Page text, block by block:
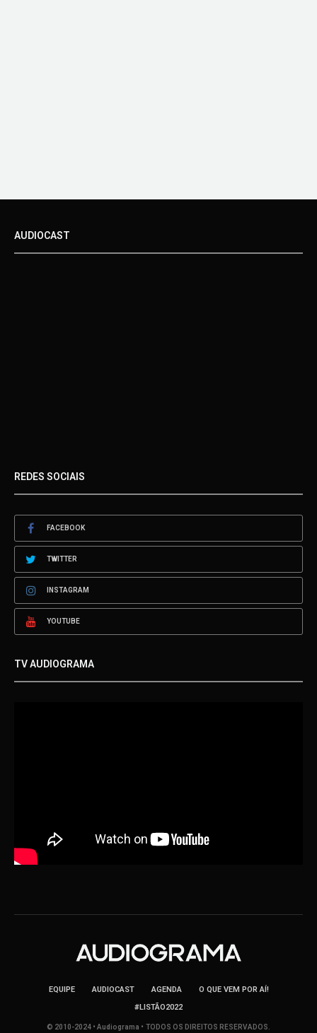
AUDIOCAST
REDES SOCIAIS
FACEBOOK
TWITTER
INSTAGRAM
YOUTUBE
TV AUDIOGRAMA
EQUIPE AUDIOCAST AGENDA
O QUE VEM POR AÍ!
#LISTÃO2022
© 2010-2024 • Audiograma • TODOS OS DIREITOS RESERVADOS.